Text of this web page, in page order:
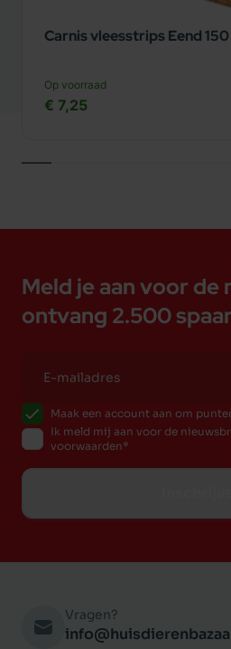
Carnis vleesstrips Eend
Op voorraad
€ 7,25
Meld je aan voor de
ontvang 2.500
Maak een account aan om
Ik meld mij aan voor de
voorwaarden
Vragen?